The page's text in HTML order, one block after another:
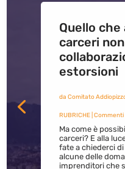
Quello che
carceri
estorsioni
da Comitato
RUBRICHE| Commenti
Ma come è
carceri? E alla
fate a chiederci di
alcune delle
imprenditori che